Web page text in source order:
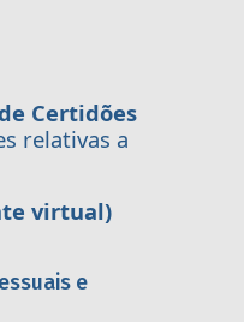
Certidões
relativas a
virtual)
e